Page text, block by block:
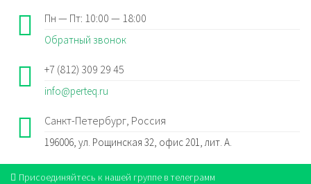
Пн — Пт: 10:00 — 18:00
Обратный звонок
+7 (812) 309 29 45
info@perteq.ru
Санкт-Петербург, Россия
196006, ул. Рощинская 32, офис 201, лит. А.
Присоединяйтесь к нашей группе в телеграмм